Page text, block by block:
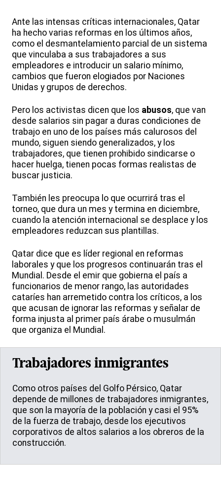
Ante las intensas críticas internacionales, Qatar
ha hecho varias reformas en los últimos años,
como el desmantelamiento parcial de un sistema
que vinculaba a sus trabajadores a sus
empleadores e introducir un salario mínimo,
cambios que fueron elogiados por Naciones
Unidas y grupos de derechos.
Pero los activistas dicen que los abusos, que van
desde salarios sin pagar a duras condiciones de
trabajo en uno de los países más calurosos del
mundo, siguen siendo generalizados, y los
trabajadores, que tienen prohibido sindicarse o
hacer huelga, tienen pocas formas realistas de
buscar justicia.
También les preocupa lo que ocurrirá tras el
torneo, que dura un mes y termina en diciembre,
cuando la atención internacional se desplace y los
empleadores reduzcan sus plantillas.
Qatar dice que es líder regional en reformas
laborales y que los progresos continuarán tras el
Mundial. Desde el emir que gobierna el país a
funcionarios de menor rango, las autoridades
cataríes han arremetido contra los críticos, a los
que acusan de ignorar las reformas y señalar de
forma injusta al primer país árabe o musulmán
que organiza el Mundial.
Trabajadores inmigrantes
Como otros países del Golfo Pérsico, Qatar
depende de millones de trabajadores inmigrantes,
que son la mayoría de la población y casi el 95%
de la fuerza de trabajo, desde los ejecutivos
corporativos de altos salarios a los obreros de la
construcción.